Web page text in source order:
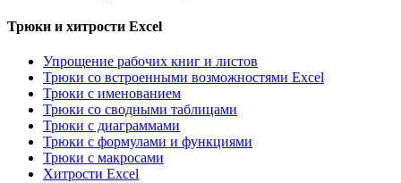
Трюки и хитрости Excel
Упрощение рабочих книг и листов
Трюки со встроенными возможностями Excel
Трюки с именованием
Трюки со сводными таблицами
Трюки с диаграммами
Трюки с формулами и функциями
Трюки с макросами
Хитрости Excel